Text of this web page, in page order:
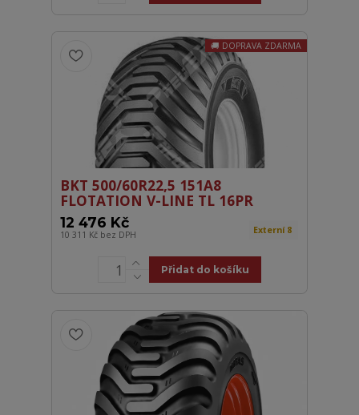
DOPRAVA ZDARMA
BKT 500/60R22,5 151A8
FLOTATION V-LINE TL 16PR
12 476 Kč
10 311 Kč bez DPH Externí 8
Přidat do košíku